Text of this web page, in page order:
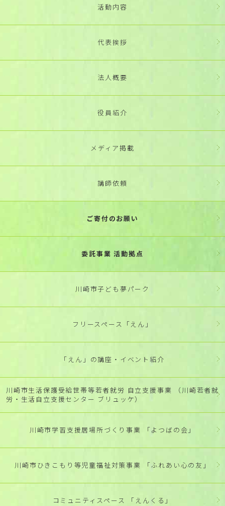
活動内容
代表挨拶
法人概要
役員紹介
メディア掲載
講師依頼
ご寄付のお願い
委託事業 活動拠点
川崎市子ども夢パーク
フリースペース「えん」
「えん」の講座・イベント紹介
川崎市生活保護受給世帯等若者就労 自立支援事業 （川崎若者就
労・生活自立支援センター ブリュッケ）
川崎市学習支援居場所づくり事業 「よつばの会」
川崎市ひきこもり等児童福祉対策事業 「ふれあい心の友」
コミュニティスペース 「えんくる」